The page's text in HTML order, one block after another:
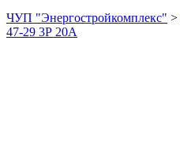
ЧУП "Энергостройкомплекс" >
47-29 3Р 20А